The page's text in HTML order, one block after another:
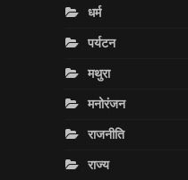
धर्म
पर्यटन
मथुरा
मनोरंजन
राजनीति
राज्य